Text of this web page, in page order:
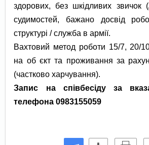
здорових, без шкідливих
судимостей, бажано досвід
структурі / служба в армії.
Вахтовий метод роботи 15/7, 20/
на об єкт та проживання за
(частково харчування).
Запис на співбесіду за
телефона 0983155059